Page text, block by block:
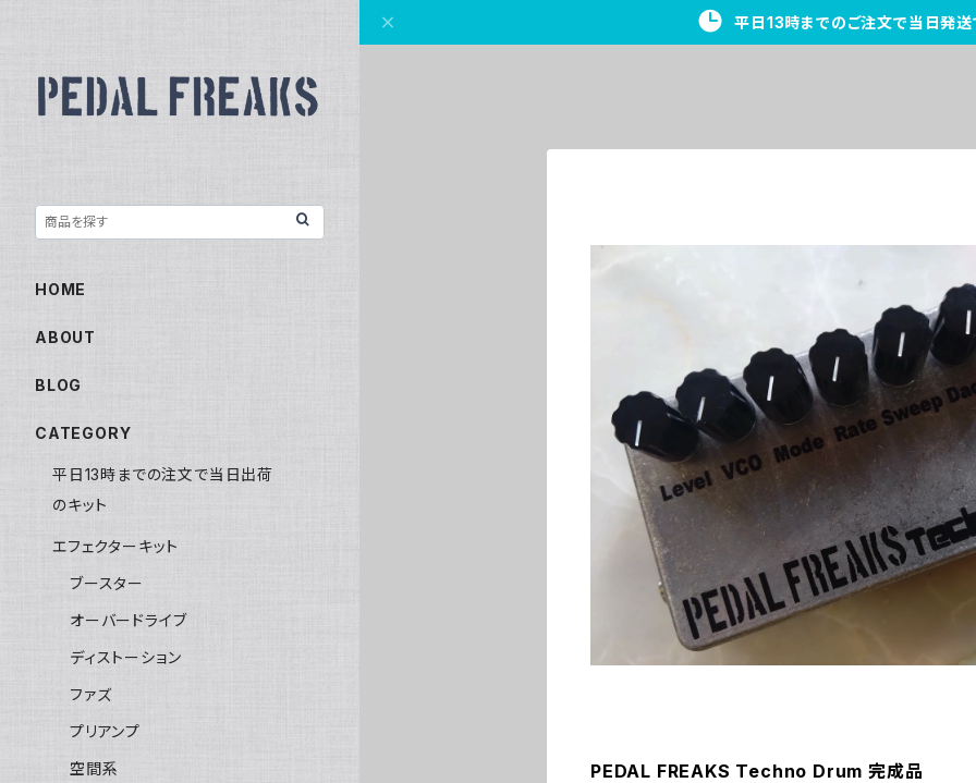
平日13時までのご注文で当日発送
PEDAL FREAKS Techno Drum 完成品
HOME
ABOUT
BLOG
CATEGORY
平日13時までの注文で当日出荷
のキット
エフェクターキット
ブースター
オーバードライブ
ディストーション
ファズ
プリアンプ
空間系